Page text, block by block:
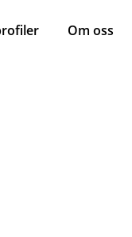
Om oss